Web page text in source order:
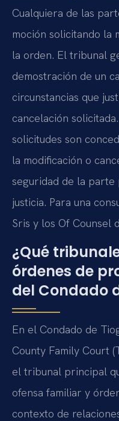
Cualquiera de las
moción solicitando la
la orden. El tribunal
demostración de un
circunstancias que
cancelación
solicitudes son
la modificación o
seguridad de la
justicia. Para una
Sris y los Of Counsel
¿Qué
órdenes de
del Condado
En el Condado de
County Family Court
el tribunal principal
ofensa familiar y
contexto de